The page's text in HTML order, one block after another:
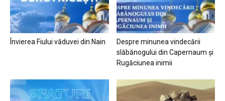
Învierea Fiului văduvei din Nain
Despre minunea vindecării
slăbănogului din Capernaum și
Rugăciunea inimii